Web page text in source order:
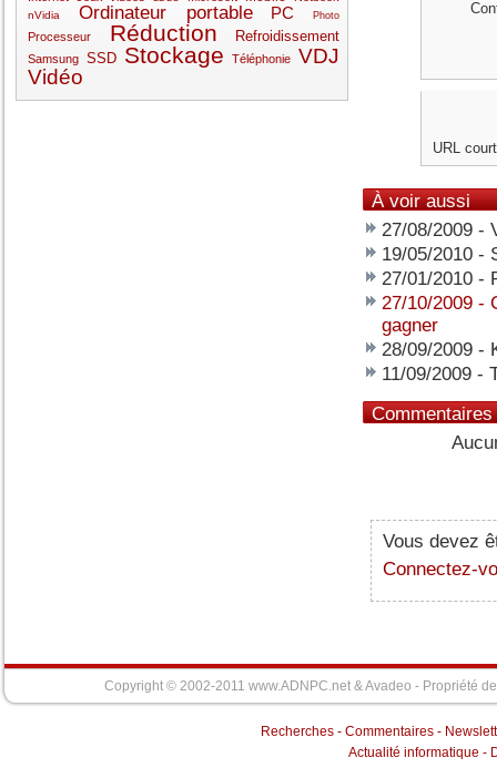
URL
À voir aussi
27/08/2009 -
19/05/2010 -
27/01/2010 -
27/10/2009 -
gagner
28/09/2009 -
11/09/2009 -
Commentaires
Vous devez
Connectez-
nVidia Ordinateur portable PC Photo
Processeur Réduction Refroidissement
Samsung SSD Stockage Téléphonie VDJ
Vidéo
Copyright © 2002-2011 www.ADNPC.net &Avadeo - Propriété
Recherches - Commentaires -
Actualité informatique -